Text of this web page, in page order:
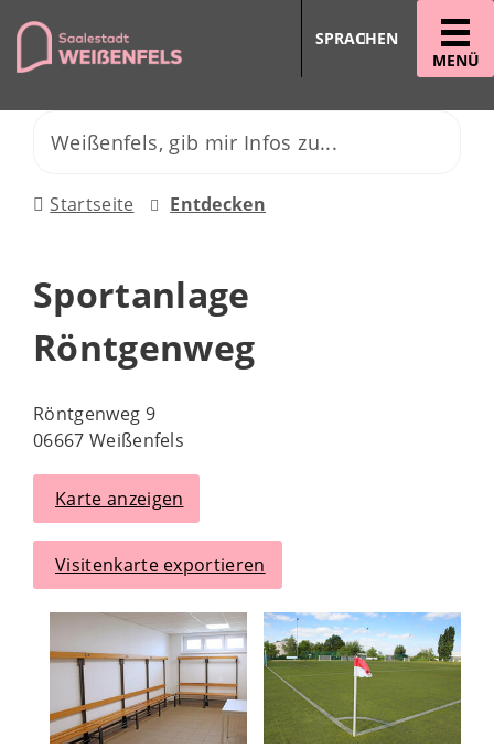
MENÜ
SPRACHEN
Startseite Entdecken
Sportanlage
Röntgenweg
Röntgenweg 9
06667 Weißenfels
Karte anzeigen
Visitenkarte exportieren